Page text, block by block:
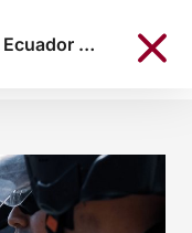
por el Gobierno